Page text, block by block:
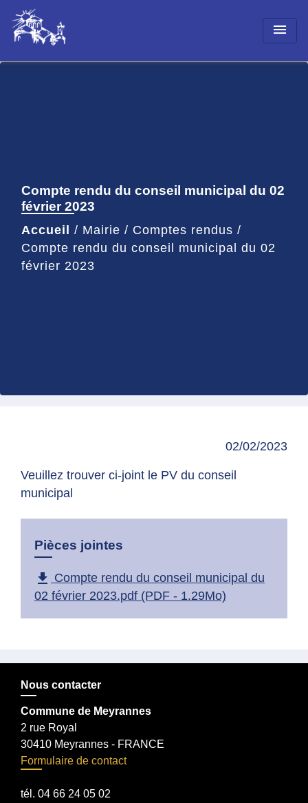
menu
Compte rendu du conseil municipal du 02
février 2023
Accueil / Mairie / Comptes rendus /
Compte rendu du conseil municipal du 02
février 2023
02/02/2023
Veuillez trouver ci-joint le PV du conseil
municipal
Pièces jointes
file_download Compte rendu du conseil municipal du
02 février 2023.pdf (PDF - 1.29Mo)
Nous contacter
Commune de Meyrannes
2 rue Royal
30410 Meyrannes - FRANCE
Formulaire de contact
tél. 04 66 24 05 02